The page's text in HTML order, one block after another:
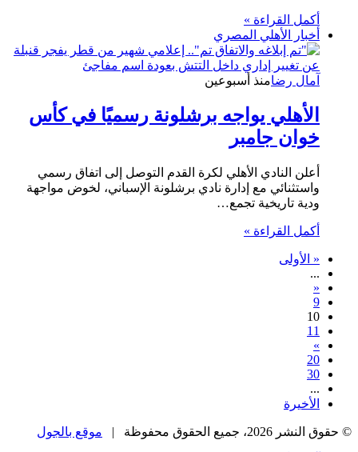
أكمل القراءة »
أخبار الأهلي المصري
آمال رضامنذ أسبوعين
الأهلي يواجه برشلونة رسميًا في كأس
خوان جامبر
أعلن النادي الأهلي لكرة القدم التوصل إلى اتفاق رسمي
واستثنائي مع إدارة نادي برشلونة الإسباني، لخوض مواجهة
ودية تاريخية تجمع…
أكمل القراءة »
« الأولى
...
«
9
10
11
»
20
30
...
الأخيرة
© حقوق النشر 2026، جميع الحقوق محفوظة | موقع بالجول